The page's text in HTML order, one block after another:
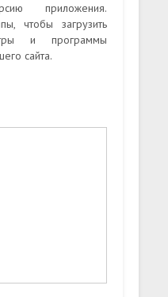
приложения.
чтобы загрузить
и программы
сайта.